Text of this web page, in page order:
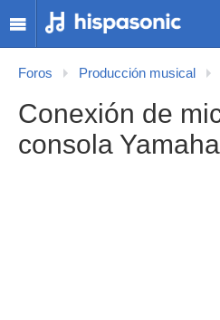
Foros Producción musical
Conexión de
consola